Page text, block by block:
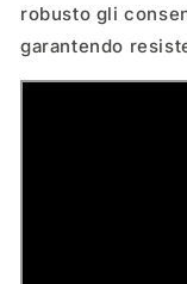
robusto gli
garantendo